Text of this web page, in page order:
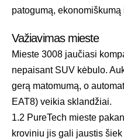
patogumą,
Važiavimas mieste
Mieste 3008 jaučiasi
nepaisant SUV kėbulo.
gerą matomumą, o
EAT8) veikia sklandžiai.
1.2 PureTech mieste
kroviniu jis gali jaustis